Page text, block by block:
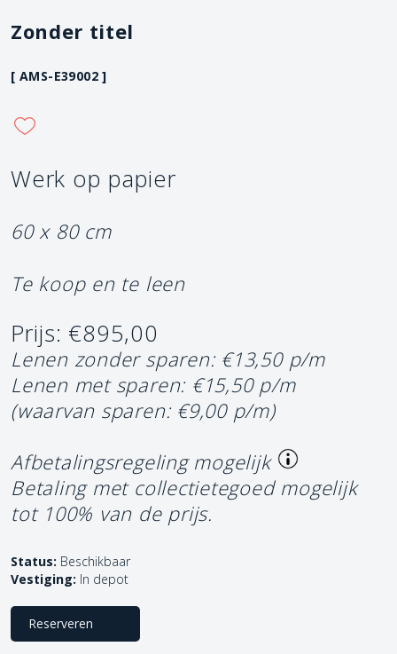
Zonder titel
[ AMS-E39002 ]
Werk op papier
60 x 80 cm
Te koop en te leen
Prijs: €895,00
Lenen zonder sparen: €13,50 p/m
Lenen met sparen: €15,50 p/m
(waarvan sparen: €9,00 p/m)
Afbetalingsregeling mogelijk
Betaling met collectietegoed mogelijk
tot 100% van de prijs.
Status: Beschikbaar
Vestiging: In depot
Reserveren